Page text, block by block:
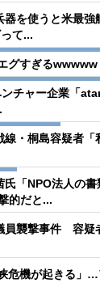
を使うと米最強
て...
グすぎるwwwww
チャー企業「
線・桐島容疑者
氏「NPO法人の
的だと...
員襲撃事件 容疑
危機が起きる」